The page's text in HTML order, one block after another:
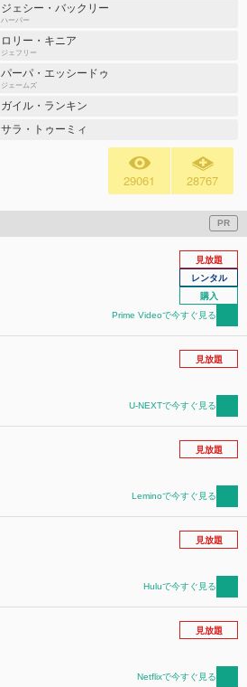
ジェシー・バックリー
ハーパー
ロリー・キニア
ジェフリー
パーパ・エッシードゥ
ジェームズ
ガイル・ランキン
サラ・トゥーミィ
29061 28767
PR
見放題
レンタル
購入
Prime Videoで今すぐ見る
見放題
U-NEXTで今すぐ見る
見放題
Leminoで今すぐ見る
見放題
Huluで今すぐ見る
見放題
Netflixで今すぐ見る